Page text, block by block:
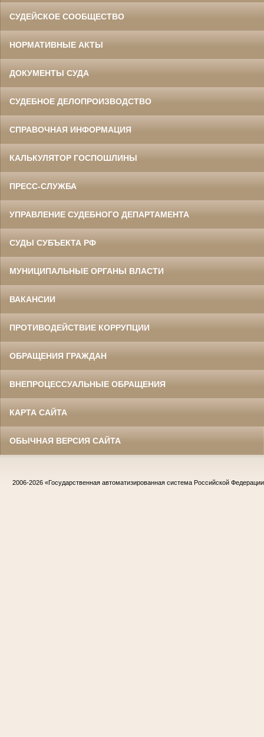
СУДЕЙСКОЕ СООБЩЕСТВО
НОРМАТИВНЫЕ АКТЫ
ДОКУМЕНТЫ СУДА
СУДЕБНОЕ ДЕЛОПРОИЗВОДСТВО
СПРАВОЧНАЯ ИНФОРМАЦИЯ
КАЛЬКУЛЯТОР ГОСПОШЛИНЫ
ПРЕСС-СЛУЖБА
УПРАВЛЕНИЕ СУДЕБНОГО ДЕПАРТАМЕНТА
СУДЫ СУБЪЕКТА РФ
МУНИЦИПАЛЬНЫЕ ОРГАНЫ ВЛАСТИ
ВАКАНСИИ
ПРОТИВОДЕЙСТВИЕ КОРРУПЦИИ
ОБРАЩЕНИЯ ГРАЖДАН
ВНЕПРОЦЕССУАЛЬНЫЕ ОБРАЩЕНИЯ
КАРТА САЙТА
ОБЫЧНАЯ ВЕРСИЯ САЙТА
2006-2026 «Государственная автоматизированная система Российской